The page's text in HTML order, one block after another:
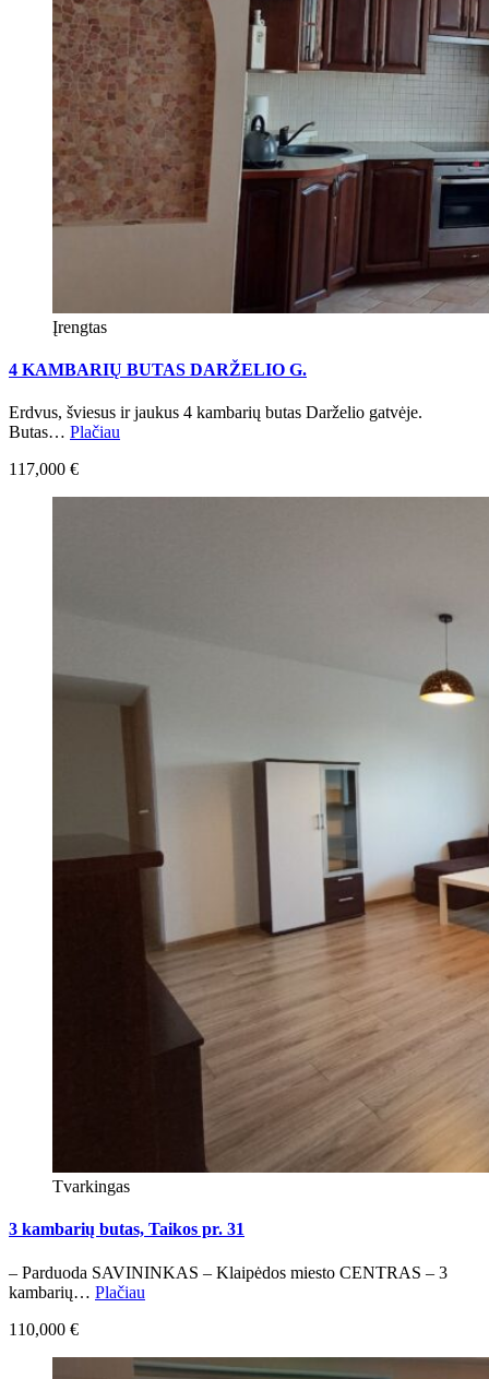
Įrengtas
4 KAMBARIŲ BUTAS DARŽELIO G.
Erdvus, šviesus ir jaukus 4 kambarių butas Darželio gatvėje.
Butas… Plačiau
117,000 €
Tvarkingas
3 kambarių butas, Taikos pr. 31
– Parduoda SAVININKAS – Klaipėdos miesto CENTRAS – 3
kambarių… Plačiau
110,000 €